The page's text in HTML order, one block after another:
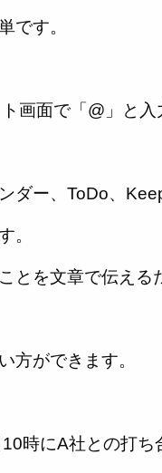
です。
画面で「@」と入
ダー、ToDo、
。
とを文章で伝える
方ができます。
時にA社との打ち